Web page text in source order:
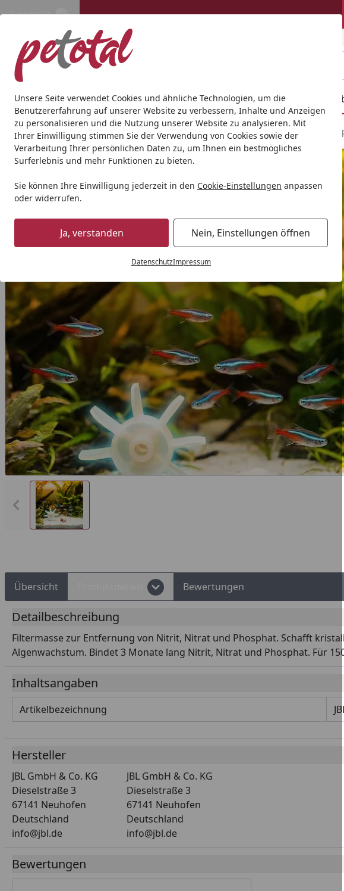
Unsere Seite verwendet Cookies und ähnliche Technologien, um die
Benutzererfahrung auf unserer Website zu verbessern, Inhalte und Anzeigen
zu personalisieren und die Nutzung unserer Website zu analysieren. Mit
Ihrer Einwilligung stimmen Sie der Verwendung von Cookies sowie der
Verarbeitung Ihrer persönlichen Daten zu, um Ihnen ein bestmögliches
Surferlebnis und mehr Funktionen zu bieten.
Sie können Ihre Einwilligung jederzeit in den Cookie-Einstellungen anpassen
oder widerrufen.
Ja, verstanden Nein, Einstellungen öffnen
DatenschutzImpressum
Kontakt
Hund Katze Aquaristik Teich Andere Tierarten Geschenkideen
Startseite
Aquaristik Aquarienfilter, Pumpen & Zubehör Filtermaterial JBL
Vorheriges Bild anzeigen
Übersicht Bewertungen
Detailbeschreibung
Filtermasse zur Entfernung von Nitrit, Nitrat und Phosphat. Schafft
Algenwachstum. Bindet 3 Monate lang Nitrit, Nitrat und Phosphat. Für
Inhaltsangaben
Artikelbezeichnung
Hersteller
JBL GmbH & Co. KG
Dieselstraße 3
67141 Neuhofen
Deutschland
info@jbl.de
JBL GmbH & Co. KG
Dieselstraße 3
67141 Neuhofen
Deutschland
info@jbl.de
Bewertungen